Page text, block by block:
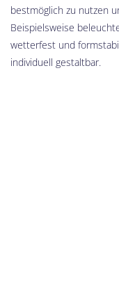
bestmöglich zu nutzen
Beispielsweise
wetterfest und
individuell gestaltbar.